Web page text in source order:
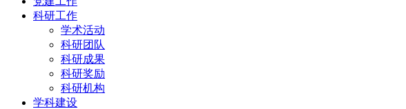
科研工作
学术活动
科研团队
科研成果
科研奖励
科研机构
学科建设